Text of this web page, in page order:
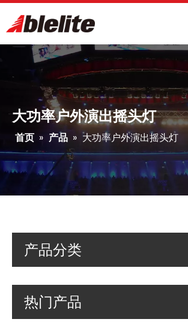
大功率户外演出摇头灯
首页 » 产品 » 大功率户外演出摇头灯
产品分类
热门产品